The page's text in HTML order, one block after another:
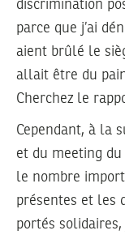
discrimination
parce que j’ai
aient brûlé le
allait être du
Cherchez le
Cependant, à la
et du meeting
le nombre
présentes et les
portés